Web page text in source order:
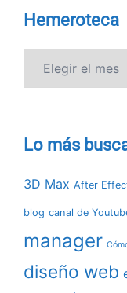
Hemeroteca
Lo más
3D Max After
blog canal de
manager
diseño web